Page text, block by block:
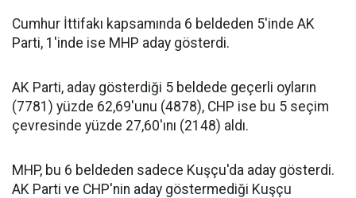
Cumhur İttifakı kapsamında 6 beldeden 5'inde AK
Parti, 1'inde ise MHP aday gösterdi.
AK Parti, aday gösterdiği 5 beldede geçerli oyların
(7781) yüzde 62,69'unu (4878), CHP ise bu 5 seçim
çevresinde yüzde 27,60'ını (2148) aldı.
MHP, bu 6 beldeden sadece Kuşçu'da aday gösterdi.
AK Parti ve CHP'nin aday göstermediği Kuşçu